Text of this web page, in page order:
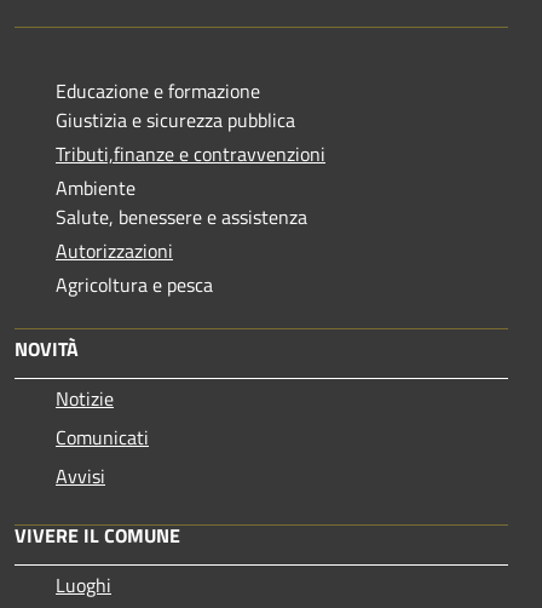
Educazione e formazione
Giustizia e sicurezza pubblica
Tributi,finanze e contravvenzioni
Ambiente
Salute, benessere e assistenza
Autorizzazioni
Agricoltura e pesca
NOVITÀ
Notizie
Comunicati
Avvisi
VIVERE IL COMUNE
Luoghi